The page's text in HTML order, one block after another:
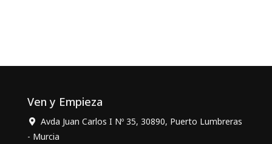
Ven y Empieza
Avda Juan Carlos I Nº 35, 30890, Puerto Lumbreras
- Murcia